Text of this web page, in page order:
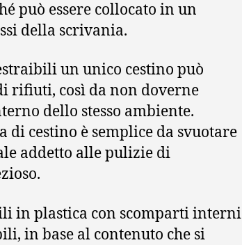
può essere collocato in un
della scrivania.
un unico cestino può
rifiuti, così da non doverne
dello stesso ambiente.
di cestino è semplice da svuotare
addetto alle pulizie di
in plastica con scomparti interni
in base al contenuto che si